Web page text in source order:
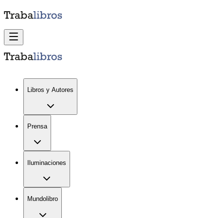
Libros y Autores
Prensa
Iluminaciones
Mundolibro